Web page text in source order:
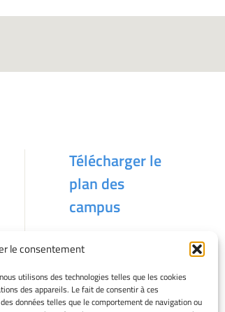
le consentement
utilisons des technologies telles que les cookies
des appareils. Le fait de consentir à ces
données telles que le comportement de navigation ou
Télécharger le
plan des
campus